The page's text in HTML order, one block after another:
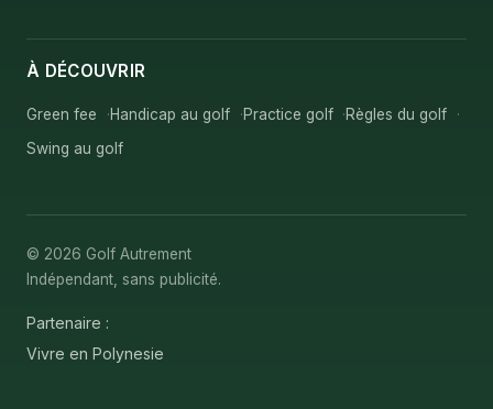
À DÉCOUVRIR
Green fee Handicap au golf Practice golf
Règles du golf
Swing au golf
© 2026 Golf Autrement
Indépendant, sans publicité.
Partenaire :
Vivre en Polynesie